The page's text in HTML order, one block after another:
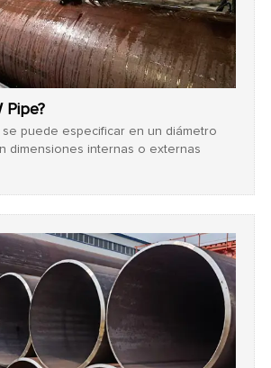
Pipe?
se puede especificar en un diámetro
dimensiones internas o externas